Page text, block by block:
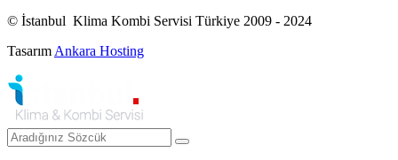
© İstanbul Klima Kombi Servisi Türkiye 2009 - 2024
TasarımAnkara Hosting